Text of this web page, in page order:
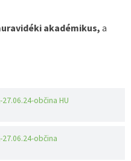
akadémikus, a
občina HU
občina